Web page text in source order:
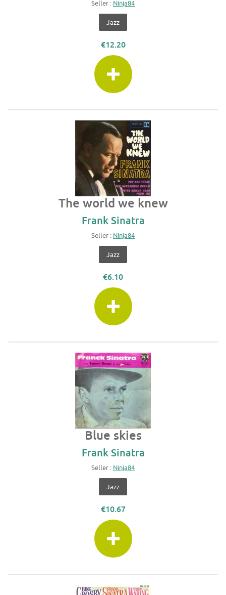
Seller : Ninja84
Jazz
€12.20
The world we knew
Frank Sinatra
Seller : Ninja84
Jazz
€6.10
Blue skies
Frank Sinatra
Seller : Ninja84
Jazz
€10.67